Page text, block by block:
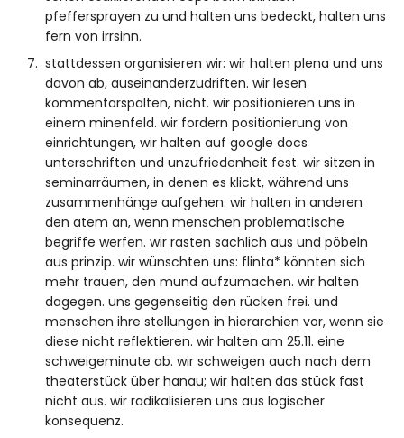
pfeffersprayen zu und halten uns bedeckt, halten uns
fern von irrsinn.
stattdessen organisieren wir: wir halten plena und uns
davon ab, auseinanderzudriften. wir lesen
kommentarspalten, nicht. wir positionieren uns in
einem minenfeld. wir fordern positionierung von
einrichtungen, wir halten auf google docs
unterschriften und unzufriedenheit fest. wir sitzen in
seminarräumen, in denen es klickt, während uns
zusammenhänge aufgehen. wir halten in anderen
den atem an, wenn menschen problematische
begriffe werfen. wir rasten sachlich aus und pöbeln
aus prinzip. wir wünschten uns: flinta* könnten sich
mehr trauen, den mund aufzumachen. wir halten
dagegen. uns gegenseitig den rücken frei. und
menschen ihre stellungen in hierarchien vor, wenn sie
diese nicht reflektieren. wir halten am 25.11. eine
schweigeminute ab. wir schweigen auch nach dem
theaterstück über hanau; wir halten das stück fast
nicht aus. wir radikalisieren uns aus logischer
konsequenz.